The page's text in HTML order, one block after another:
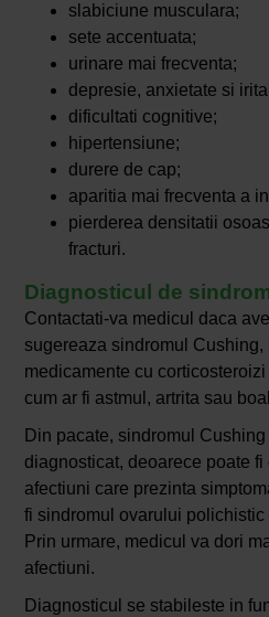
slabiciune musculara;
sete accentuata;
urinare mai frecventa;
depresie, anxietate si
dificultati cognitive;
hipertensiune;
durere de cap;
aparitia mai frecventa a
pierderea densitatii
fracturi.
Diagnosticul de
Contactati-va medicul daca
sugereaza sindromul
medicamente cu
cum ar fi astmul, artrita sau
Din pacate, sindromul
diagnosticat, deoarece poate fi
afectiuni care prezinta
fi sindromul ovarului
Prin urmare, medicul va dori
afectiuni.
Diagnosticul se stabileste in